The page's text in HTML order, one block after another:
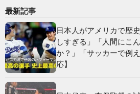
最新記事
日本人がアメリカで歴
しすぎる」「人間にこ
か？」「サッカーで例
応】